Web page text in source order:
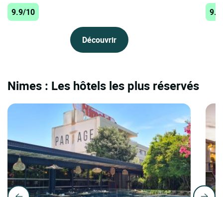
9.9/10
Découvrir
Nimes : Les hôtels les plus réservés